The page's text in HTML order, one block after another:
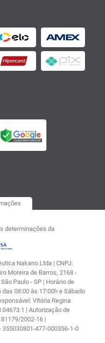
determinações da
Nakano Ltda | CNPJ:
Moreira de Barros, 2168 -
Paulo - SP | Horário de
08:00 às 17:00h e Sábado
Vitória Regina
| Autorização de
2002-16 |
355030801-477-000356-1-0